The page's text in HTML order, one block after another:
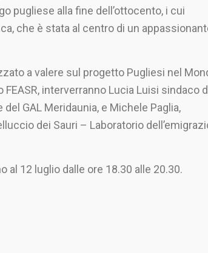
pugliese alla fine dell’ottocento, i cui
che è stata al centro di un
a valere sul progetto Pugliesi nel
interverranno Lucia Luisi sindaco
GAL Meridaunia, e Michele Paglia,
dei Sauri – Laboratorio
al 12 luglio dalle ore 18.30 alle 20.30.